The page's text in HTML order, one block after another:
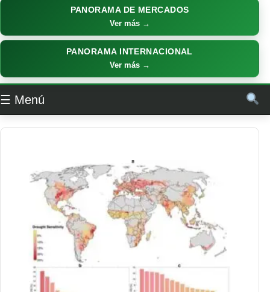
PANORAMA DE MERCADOS
Ver más →
PANORAMA INTERNACIONAL
Ver más →
☰ Menú